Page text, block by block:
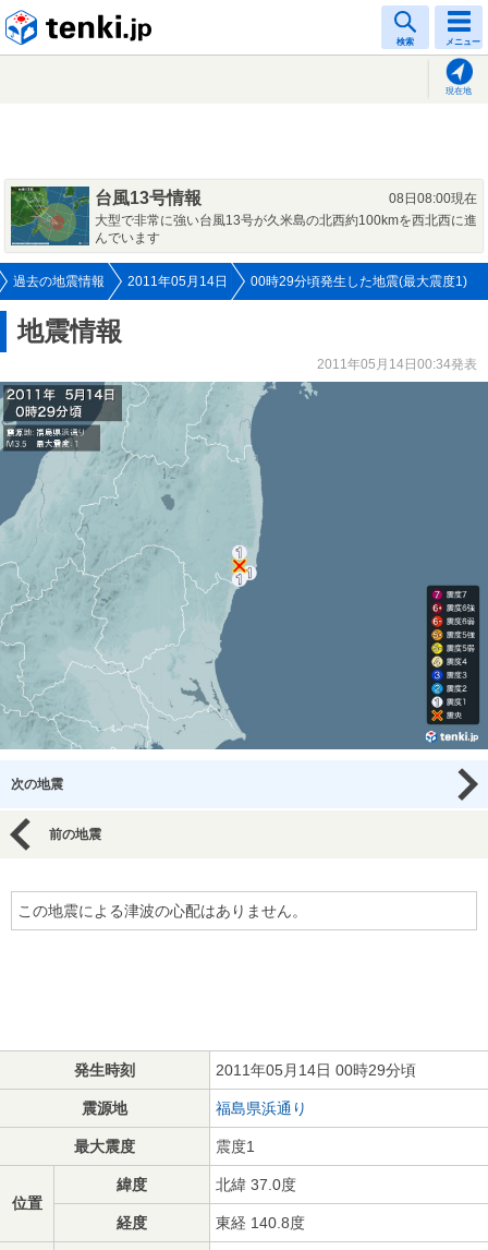
検索 メニュー
現在地
台風13号情報
08日08:00現在
大型で非常に強い台風13号が久米島の北西約100kmを西北西に進
んでいます
過去の地震情報 2011年05月14日 00時29分頃発生した地震(最大震度1)
地震情報
2011年05月14日00:34発表
次の地震
前の地震
この地震による津波の心配はありません。
発生時刻 2011年05月14日 00時29分頃
震源地 福島県浜通り
最大震度 震度1
位置
緯度 北緯 37.0度
経度 東経 140.8度